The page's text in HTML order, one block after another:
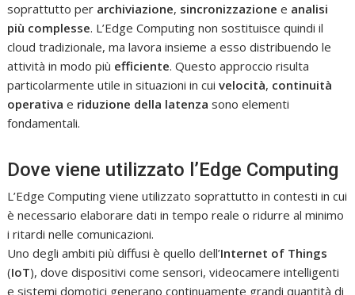
soprattutto per archiviazione, sincronizzazione e analisi
più complesse. L’Edge Computing non sostituisce quindi il
cloud tradizionale, ma lavora insieme a esso distribuendo le
attività in modo più efficiente. Questo approccio risulta
particolarmente utile in situazioni in cuivelocità, continuità
operativa e riduzione della latenza sono elementi
fondamentali.
Dove viene utilizzato l’Edge Computing
L’Edge Computing viene utilizzato soprattutto in contesti in cui
è necessario elaborare dati in tempo reale o ridurre al minimo
i ritardi nelle comunicazioni.
Uno degli ambiti più diffusi è quello dell’Internet of Things
(IoT), dove dispositivi come sensori, videocamere intelligenti
e sistemi domotici generano continuamente grandi quantità di